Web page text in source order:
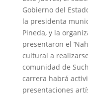
Gobierno del
la presidenta
Pineda, y la
presentaron el
cultural a
comunidad de
carrera habrá
presentaciones